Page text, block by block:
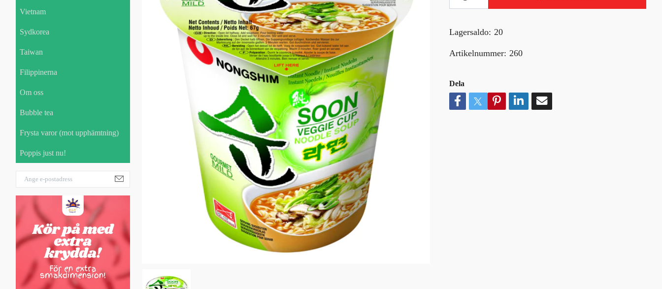
Vietnam
Sydkorea
Taiwan
Filippinerna
Om oss
Bubble tea
Frysta varor (mot upphämtning)
Poppis just nu!
Lagersaldo: 20
Artikelnummer: 260
Dela